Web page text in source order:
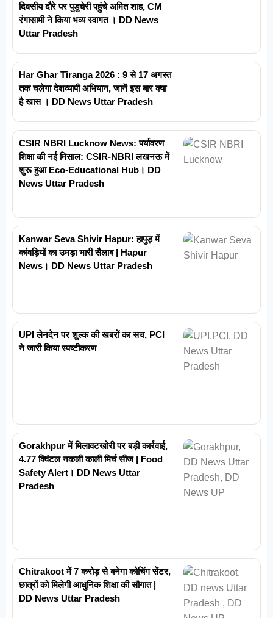
दिवसीय दौरे पर पुडुचेरी पहुंचे अमित शाह, CM
रंगासामी ने किया भव्य स्वागत । DD News
Uttar Pradesh
Har Ghar Tiranga 2026 : 9 से 17 अगस्त
तक चलेगा देशव्यापी अभियान, जानें इस बार क्या
है खास । DD News Uttar Pradesh
CSIR NBRI Lucknow News: पर्यावरण
शिक्षा की नई मिसाल: CSIR-NBRI लखनऊ में
शुरू हुआ Eco-Educational Hub। DD
News Uttar Pradesh
Kanwar Seva Shivir Hapur: हापुड़ में
कांवड़ियों का उमड़ा भारी सैलाब | Hapur
News। DD News Uttar Pradesh
UPI लेनदेन पर शुल्क की खबरों का सच, PCI
ने जारी किया स्पष्टीकरण
Gorakhpur में मिलावटखोरी पर बड़ी कार्रवाई,
4.77 क्विंटल नकली काली मिर्च सीज | Food
Safety Alert। DD News Uttar
Pradesh
Chitrakoot में 7 करोड़ से बनेगा कोचिंग सेंटर,
छात्रों को मिलेगी आधुनिक शिक्षा की सौगात |
DD News Uttar Pradesh